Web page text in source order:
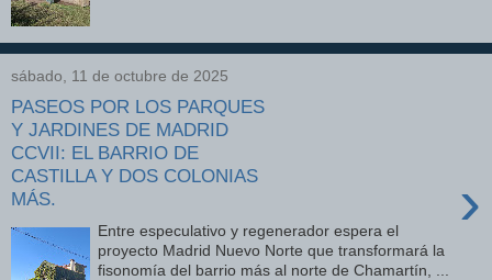
sábado, 11 de octubre de 2025
PASEOS POR LOS PARQUES
Y JARDINES DE MADRID
CCVII: EL BARRIO DE
CASTILLA Y DOS COLONIAS
MÁS.
›
Entre especulativo y regenerador espera el
proyecto Madrid Nuevo Norte que transformará la
fisonomía del barrio más al norte de Chamartín, ...